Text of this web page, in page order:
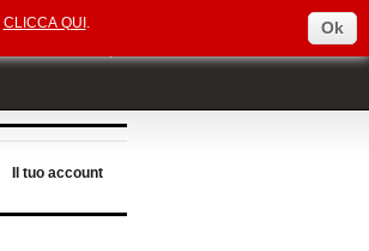
Il tuo account
CLICCA QUI . Ok